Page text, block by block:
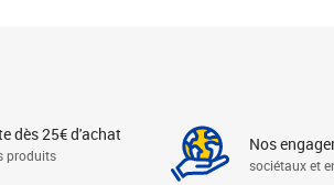
dès 25€ d'achat
produits
Nos
sociétaux et